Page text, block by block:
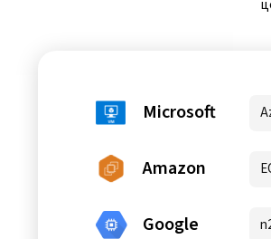
Microsoft
Amazon
Google